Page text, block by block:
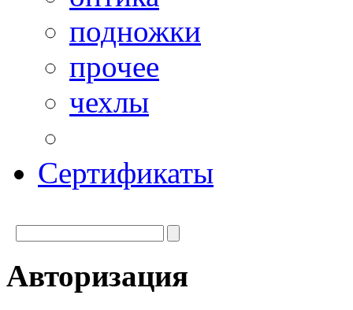
подножки
прочее
чехлы
Сертификаты
Авторизация